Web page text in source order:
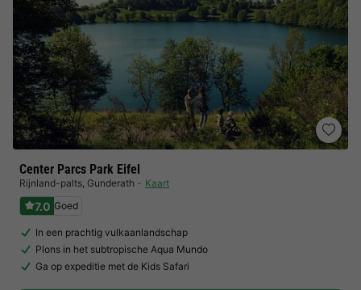
Center Parcs Park Eifel
Rijnland-palts, Gunderath Kaart
7.0 Goed
In een prachtig vulkaanlandschap
Plons in het subtropische Aqua Mundo
Ga op expeditie met de Kids Safari